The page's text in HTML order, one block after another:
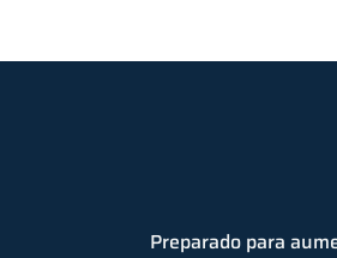
Preparado para